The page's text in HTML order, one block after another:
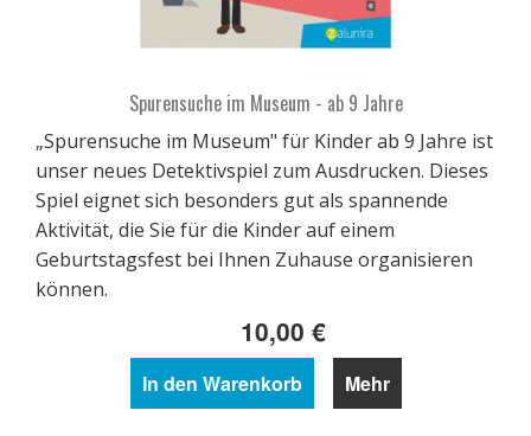
Spurensuche im Museum - ab 9 Jahre
„Spurensuche im Museum" für Kinder ab 9 Jahre ist
unser neues Detektivspiel zum Ausdrucken. Dieses
Spiel eignet sich besonders gut als spannende
Aktivität, die Sie für die Kinder auf einem
Geburtstagsfest bei Ihnen Zuhause organisieren
können.
10,00 €
In den Warenkorb Mehr